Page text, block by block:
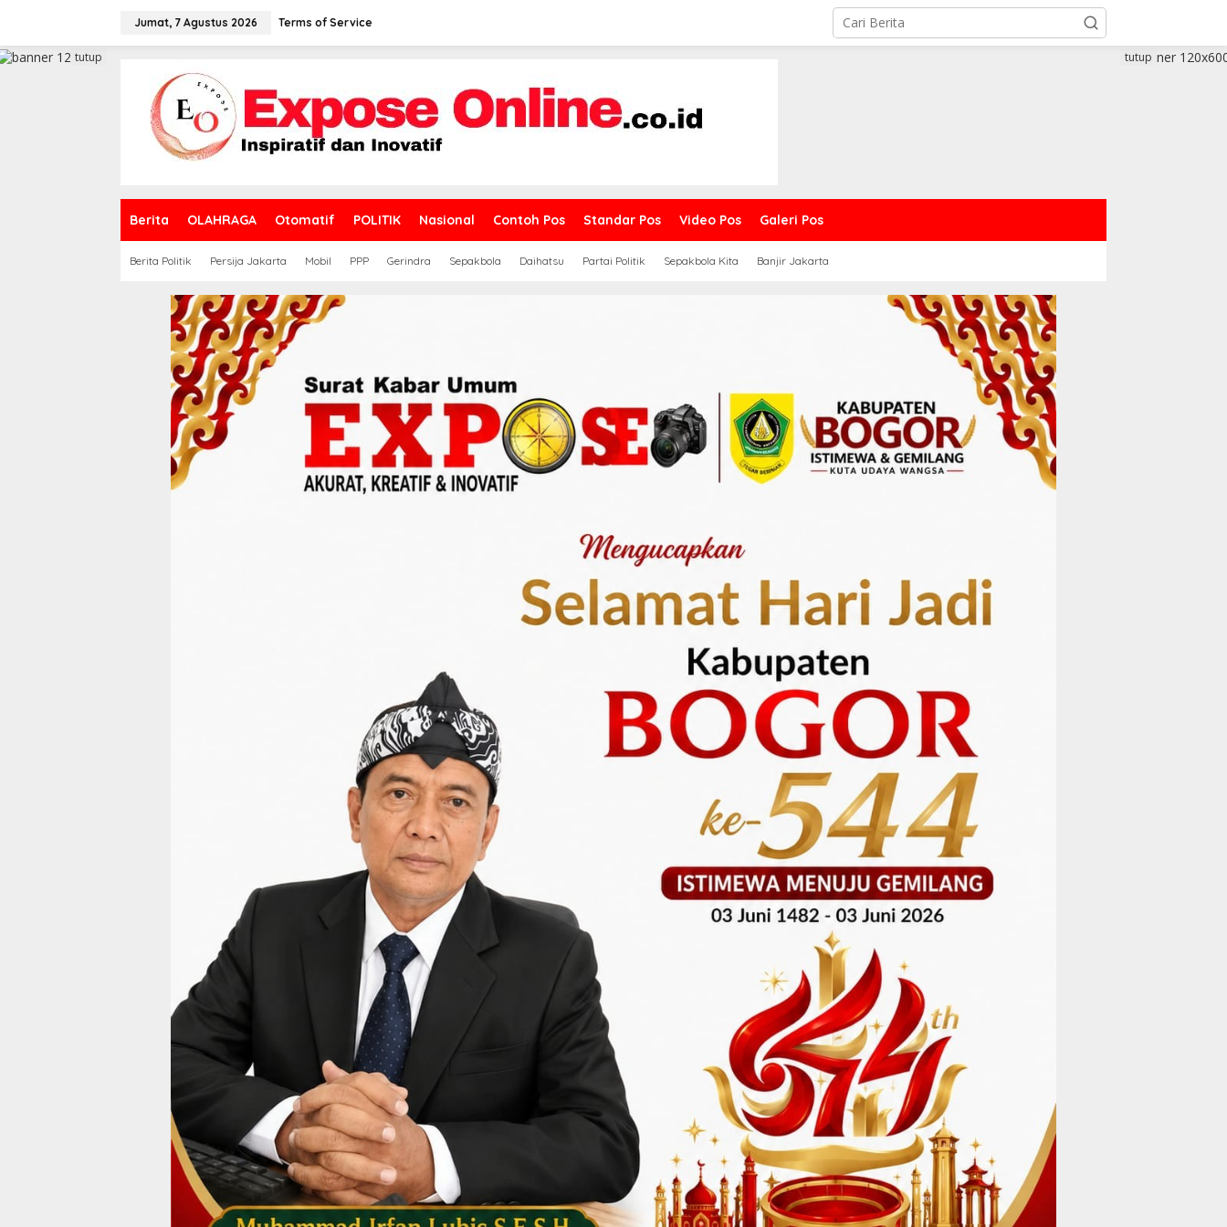
a
Jumat, 7 Agustus 2026 Terms of Service
Berita OLAHRAGA Otomatif POLITIK Nasional Contoh Pos Standar Pos Video Pos Galeri Pos
Berita Politik Persija Jakarta Mobil PPP Gerindra Sepakbola Daihatsu Partai Politik Sepakbola Kita Banjir Jakarta
tutup tutup